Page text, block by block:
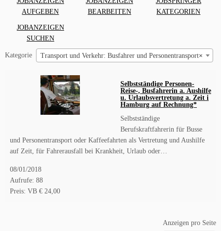
AUFGEBEN
BEARBEITEN
KATEGORIEN
JOBANZEIGEN
SUCHEN
Kategorie ×
Transport und Verkehr: Busfahrer und Personentransport
Selbstständige Personen-
Reise-, Busfahrerin a. Aushilfe
u. Urlaubsvertretung a. Zeit i
Hamburg auf Rechnung*
Selbstständige
Berufskraftfahrerin für Busse
und Personentransport oder Kaffeefahrten als Vertretung und Aushilfe
auf Zeit, für Fahrerausfall bei Krankheit, Urlaub oder…
08/01/2018
Aufrufe: 88
Preis: VB € 24,00
Anzeigen pro Seite